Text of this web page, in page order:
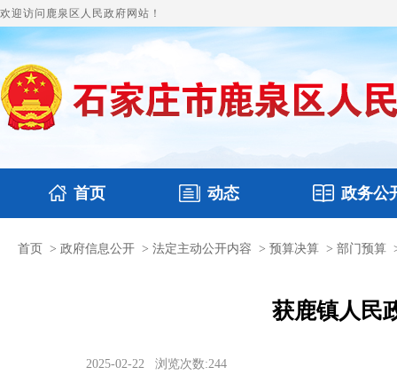
欢迎访问鹿泉区人民政府网站！
首页 动态
国务要闻 鹿泉要闻 图片新闻
政务公
政府领导 本区文件 财
首页 > 政府信息公开 > 法定主动公开内容 > 预算决算 > 部门预算
获鹿镇人民
2025-02-22 浏览次数:244